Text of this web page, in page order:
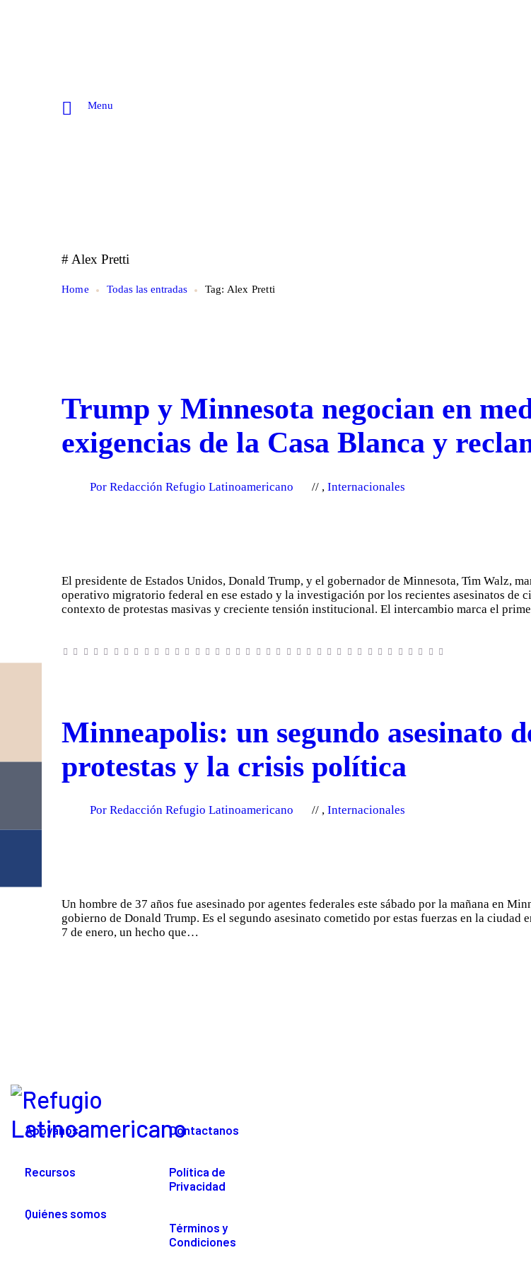
Menu
# Alex Pretti
Home Todas las entradas Tag: Alex Pretti
Trump y Minnesota negocian en
exigencias de la Casa Blanca y
Por Redacción Refugio Latinoamericano ,Internacionales
El presidente de Estados Unidos, Donald Trump, y el gobernador de Minnesota, Tim Walz,
operativo migratorio federal en ese estado y la investigación por los recientes asesinatos de
contexto de protestas masivas y creciente tensión institucional. El intercambio marca el
Minneapolis: un segundo asesinato
protestas y la crisis política
Por Redacción Refugio Latinoamericano ,Internacionales
Un hombre de 37 años fue asesinado por agentes federales este sábado por la mañana en
gobierno de Donald Trump. Es el segundo asesinato cometido por estas fuerzas en la ciudad
7 de enero, un hecho que…
Apoyanos
Recursos
Quiénes somos
Contactanos
Política de
Privacidad
Términos y
Condiciones